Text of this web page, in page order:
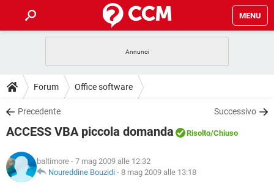
MENU
INTRATTENIMENTO
iOS
INSTAGRAM WHATSAPP
TIKTOK
HARDWARE
GUIDE
COVID-19
INSTAGRAM WHATSAPP
TIKTOK
DOWNLOAD
COVID-19 GAMING
INTRATTENIMENTO
iOS WINDOWS 10
COVID-19 GAMING
INTRATTENIMENTO
GLOSSARIO
Forum Office software
Precedente Successivo
ACCESS VBA piccola domanda Risolto/Chiuso
baltimore - 7 mag 2009 alle 12:32
Noureddine Bouzidi - 8 mag 2009 alle 13:18